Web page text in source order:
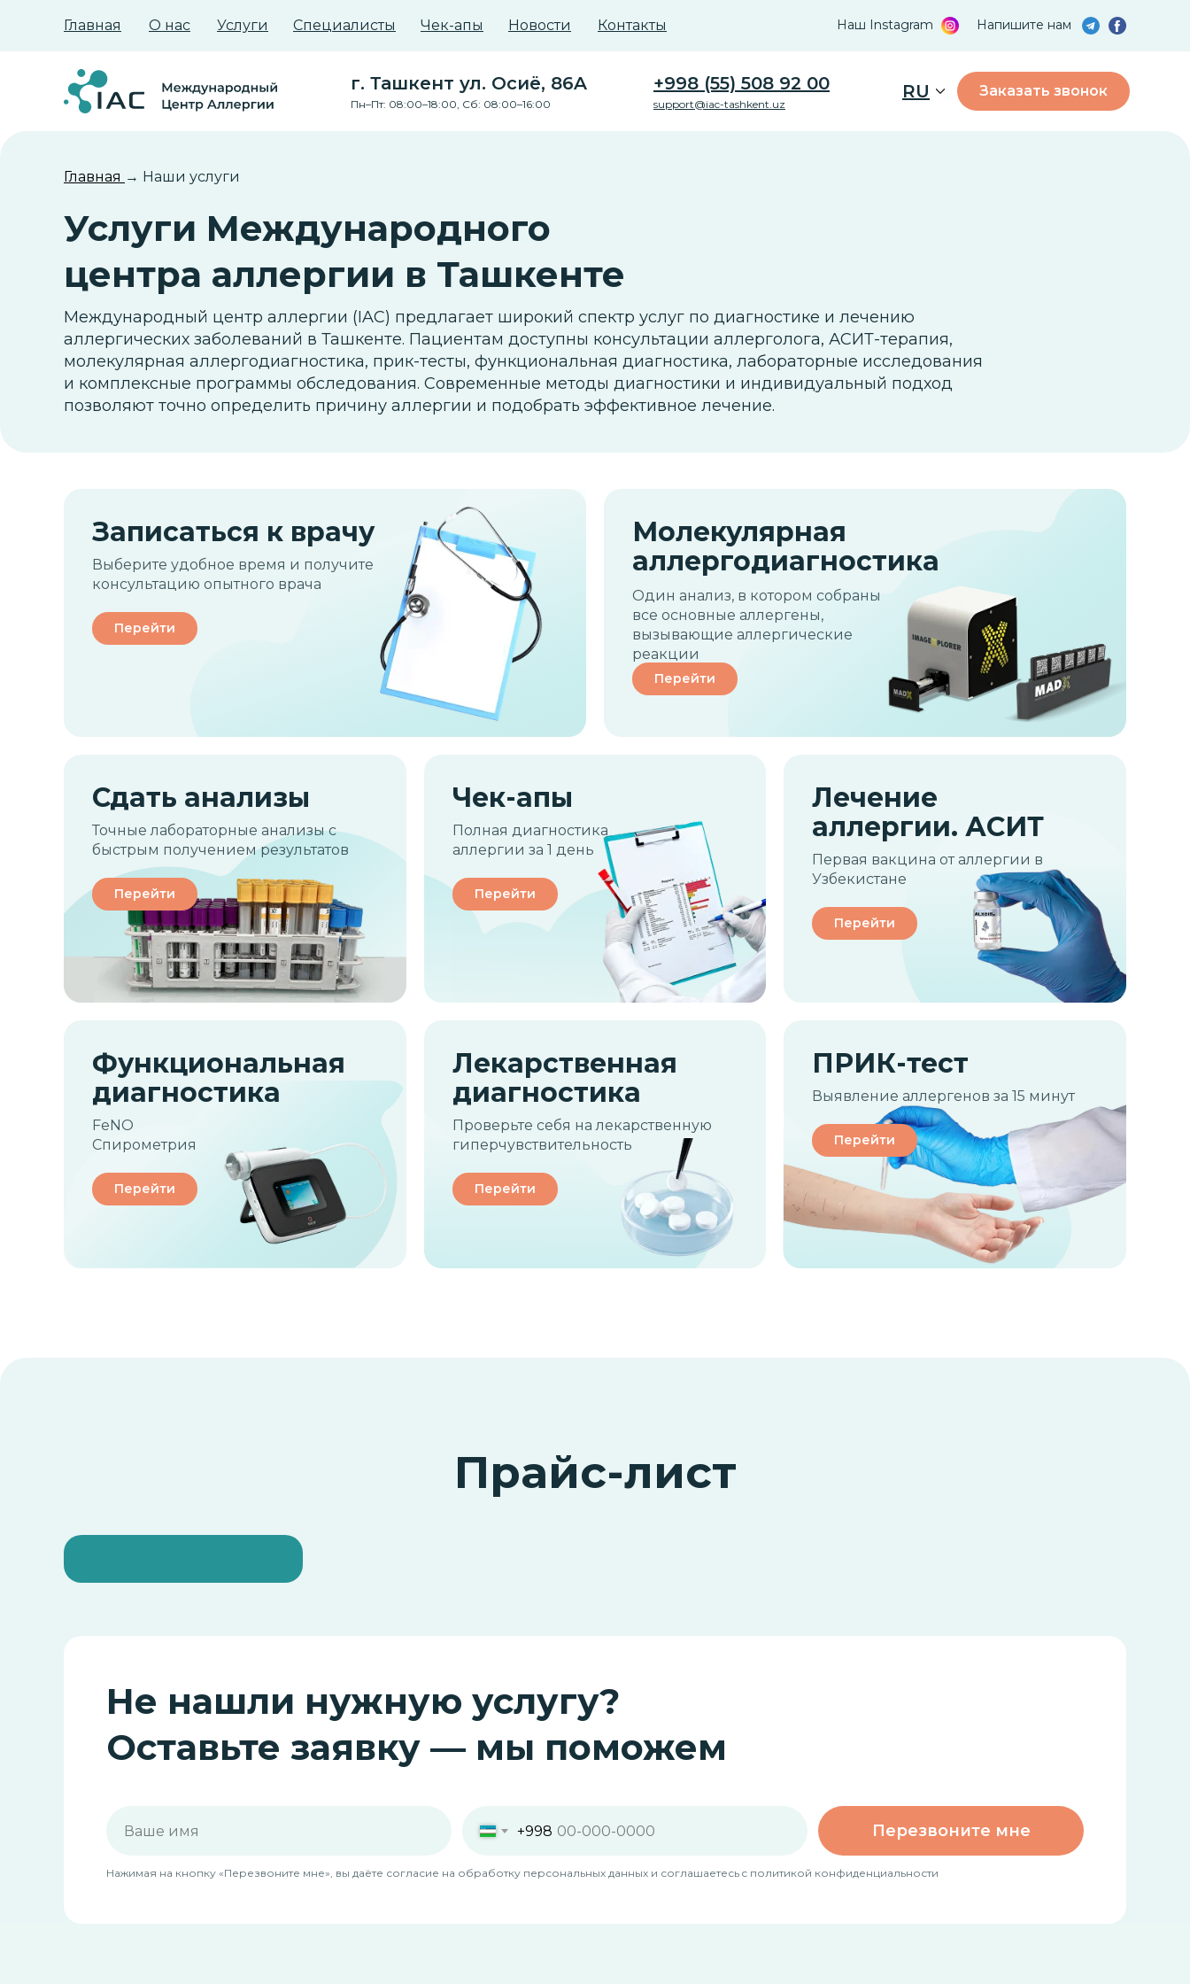
Главная О нас Услуги Специалисты Чек-апы Новости Контакты Наш Instagram Напишите нам
+998 (55) 508 92 00
support@iac-tashkent.uz
г. Ташкент ул. Осиё, 86A
Пн–Пт: 08:00–18:00, Сб: 08:00–16:00
RU Заказать звонок
Главная → Наши услуги
Услуги Международного
центра аллергии в Ташкенте
Международный центр аллергии (IAC) предлагает широкий спектр услуг по диагностике и лечению
аллергических заболеваний в Ташкенте. Пациентам доступны консультации аллерголога, АСИТ-терапия,
молекулярная аллергодиагностика, прик-тесты, функциональная диагностика, лабораторные исследования
и комплексные программы обследования. Современные методы диагностики и индивидуальный подход
позволяют точно определить причину аллергии и подобрать эффективное лечение.
Записаться к врачу
Выберите удобное время и получите
консультацию опытного врача
Сдать анализы
Точные лабораторные анализы с
быстрым получением результатов
Лечение
аллергии. АСИТ
Первая вакцина от аллергии в
Узбекистане
Чек-апы
Полная диагностика
аллергии за 1 день
Функциональная
диагностика
FeNO
Спирометрия
Молекулярная
аллергодиагностика
Один анализ, в котором собраны
все основные аллергены,
вызывающие аллергические
реакции
Перейти Перейти
Перейти
Перейти
Перейти Перейти
Перейти
Перейти
ПРИК-тест
Выявление аллергенов за 15 минут
Лекарственная
диагностика
Проверьте себя на лекарственную
гиперчувствительность
Прайс-лист
Не нашли нужную услугу?
Оставьте заявку — мы поможем
+998 Перезвоните мне
Нажимая на кнопку «Перезвоните мне», вы даёте согласие на обработку персональных данных и соглашаетесь c политикой конфиденциальности